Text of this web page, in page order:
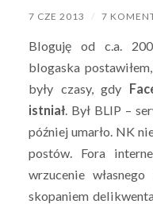
7 CZE 2013 / 7
Bloguję od c.a.
blogaska
były czasy, gdy
istniał. Był BLIP –
później umarło. NK
postów. Fora
wrzucenie
skopaniem